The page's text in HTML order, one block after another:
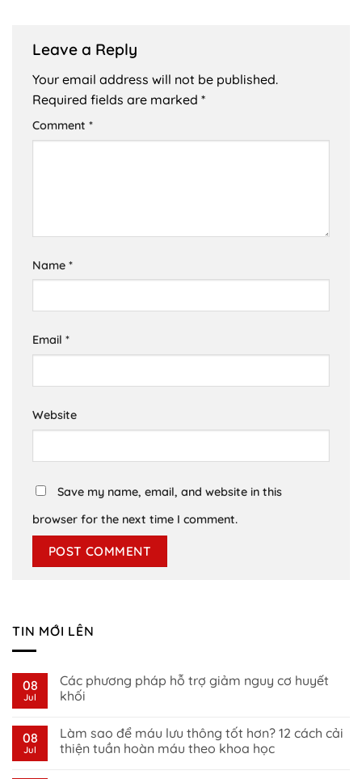
Leave a Reply
Your email address will not be published.
Required fields are marked *
Comment *
Name *
Email *
Website
Save my name, email, and website in this
browser for the next time I comment.
TIN MỚI LÊN
08
Jul
Các phương pháp hỗ trợ giảm nguy cơ huyết
khối
on
Các
phương
08
Jul
Làm sao để máu lưu thông tốt hơn? 12 cách cải
thiện tuần hoàn máu theo khoa học